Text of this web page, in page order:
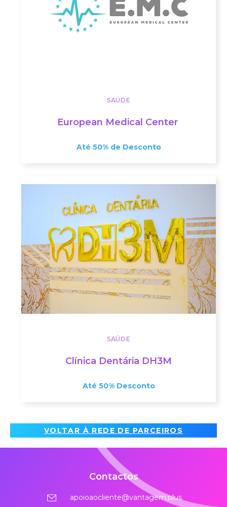
SAÚDE
European Medical Center
Até 50% de Desconto
SAÚDE
Clínica Dentária DH3M
Até 50% Desconto
VOLTAR À REDE DE PARCEIROS
Contactos
apoioaocliente@vantagem.plus